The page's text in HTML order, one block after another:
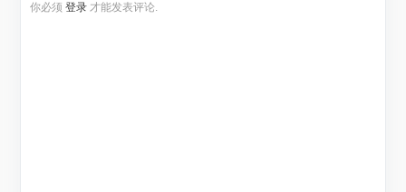
你必须登录 才能发表评论.